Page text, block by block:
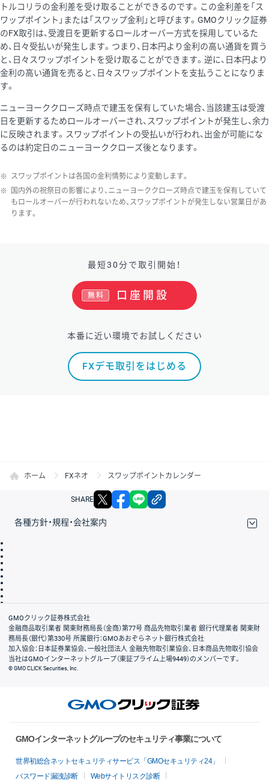
トルコリラの金利差を受け取ることができるのです。この金利差を「ス
ワップポイント」または「スワップ金利」と呼びます。GMOクリック証券
のFX取引は、受渡日を更新するロールオーバー方式を採用しているた
め、日々受払いが発生します。つまり、日本円より金利の高い通貨を買う
と、日々スワップポイントを受け取ることができます。逆に、日本円より
金利の高い通貨を売ると、日々スワップポイントを支払うことになりま
す。
ニューヨーククローズ時点で建玉を保有していた場合、当該建玉は受渡
日を更新するためロールオーバーされ、スワップポイントが発生し、余力
に反映されます。スワップポイントの受払いが行われ、出金が可能にな
るのは約定日のニューヨーククローズ後となります。
※ スワップポイントは各国の金利情勢により変動します。
※
国内外の祝祭日の影響により、ニューヨーククローズ時点で建玉を保有していて
もロールオーバーが行われないため、スワップポイントが発生しない営業日があ
ります。
最短30分で取引開始！
口座開設
無料
本番に近い環境でお試しください
FXデモ取引をはじめる
ホーム FXネオ スワップポイントカレンダー
SHARE X facebook
各種方針・規程・会社案内
会社案内
GMOクリック証券株式会社
金融商品取引業者 関東財務局長（金商）第77号 商品先物取引業者 銀行代理業者 関東財
務局長（銀代）第330号 所属銀行：GMOあおぞらネット銀行株式会社
加入協会：日本証券業協会、一般社団法人 金融先物取引業協会、日本商品先物取引協会
当社はGMOインターネットグループ（東証プライム上場9449）のメンバーです。
© GMO CLICK Securities, Inc.
GMOインターネットグループのセキュリティ事業について
世界初総合ネットセキュリティサービス「GMOセキュリティ24」
パスワード漏洩診断
Webサイトリスク診断